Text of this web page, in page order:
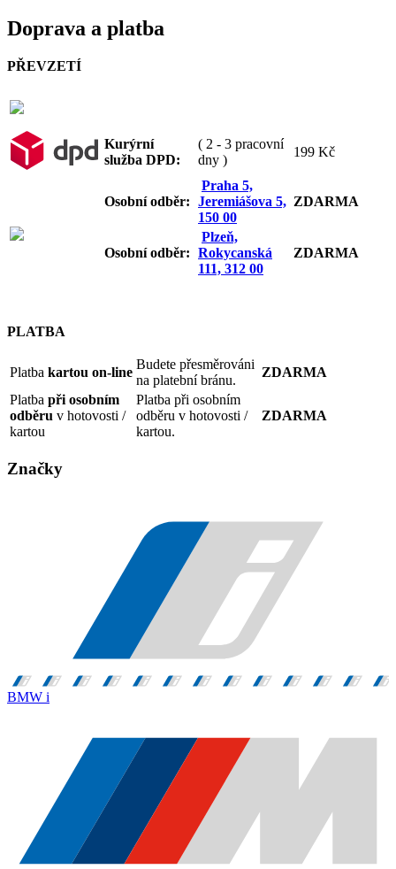
Doprava a platba
PŘEVZETÍ
Kurýrní
služba DPD:
( 2 - 3 pracovní
dny )
199 Kč
Osobní odběr:
Praha 5,
Jeremiášova 5,
150 00
ZDARMA
Osobní odběr:
Plzeň,
Rokycanská
111, 312 00
ZDARMA
PLATBA
Platba kartou on-line
Budete přesměrováni
na platební bránu.
ZDARMA
Platba při osobním
odběru v hotovosti /
kartou
Platba při osobním
odběru v hotovosti /
kartou.
ZDARMA
Značky
BMW i